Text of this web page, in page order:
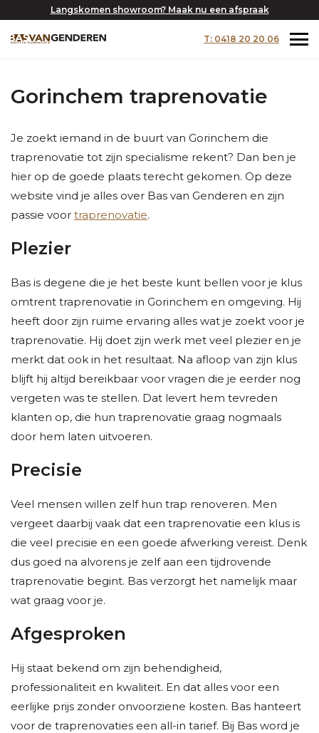
Langskomen showroom? Maak nu een afspraak
T: 0418 20 20 06
Gorinchem traprenovatie
Je zoekt iemand in de buurt van Gorinchem die
traprenovatie tot zijn specialisme rekent? Dan ben je
hier op de goede plaats terecht gekomen. Op deze
website vind je alles over Bas van Genderen en zijn
passie voor traprenovatie.
Plezier
Bas is degene die je het beste kunt bellen voor je klus
omtrent traprenovatie in Gorinchem en omgeving. Hij
heeft door zijn ruime ervaring alles wat je zoekt voor je
traprenovatie. Hij doet zijn werk met veel plezier en je
merkt dat ook in het resultaat. Na afloop van zijn klus
blijft hij altijd bereikbaar voor vragen die je eerder nog
vergeten was te stellen. Dat levert hem tevreden
klanten op, die hun traprenovatie graag nogmaals
door hem laten uitvoeren.
Precisie
Veel mensen willen zelf hun trap renoveren. Men
vergeet daarbij vaak dat een traprenovatie een klus is
die veel precisie en een goede afwerking vereist. Denk
dus goed na alvorens je zelf aan een tijdrovende
traprenovatie begint. Bas verzorgt het namelijk maar
wat graag voor je.
Afgesproken
Hij staat bekend om zijn behendigheid,
professionaliteit en kwaliteit. En dat alles voor een
eerlijke prijs zonder onvoorziene kosten. Bas hanteert
voor de traprenovaties een all-in tarief. Bij Bas word je